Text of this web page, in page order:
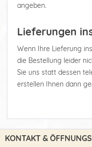
angeben.
Lieferungen
Wenn Ihre Lieferung
die Bestellung leider
Sie uns statt dessen
erstellen Ihnen dann
KONTAKT &